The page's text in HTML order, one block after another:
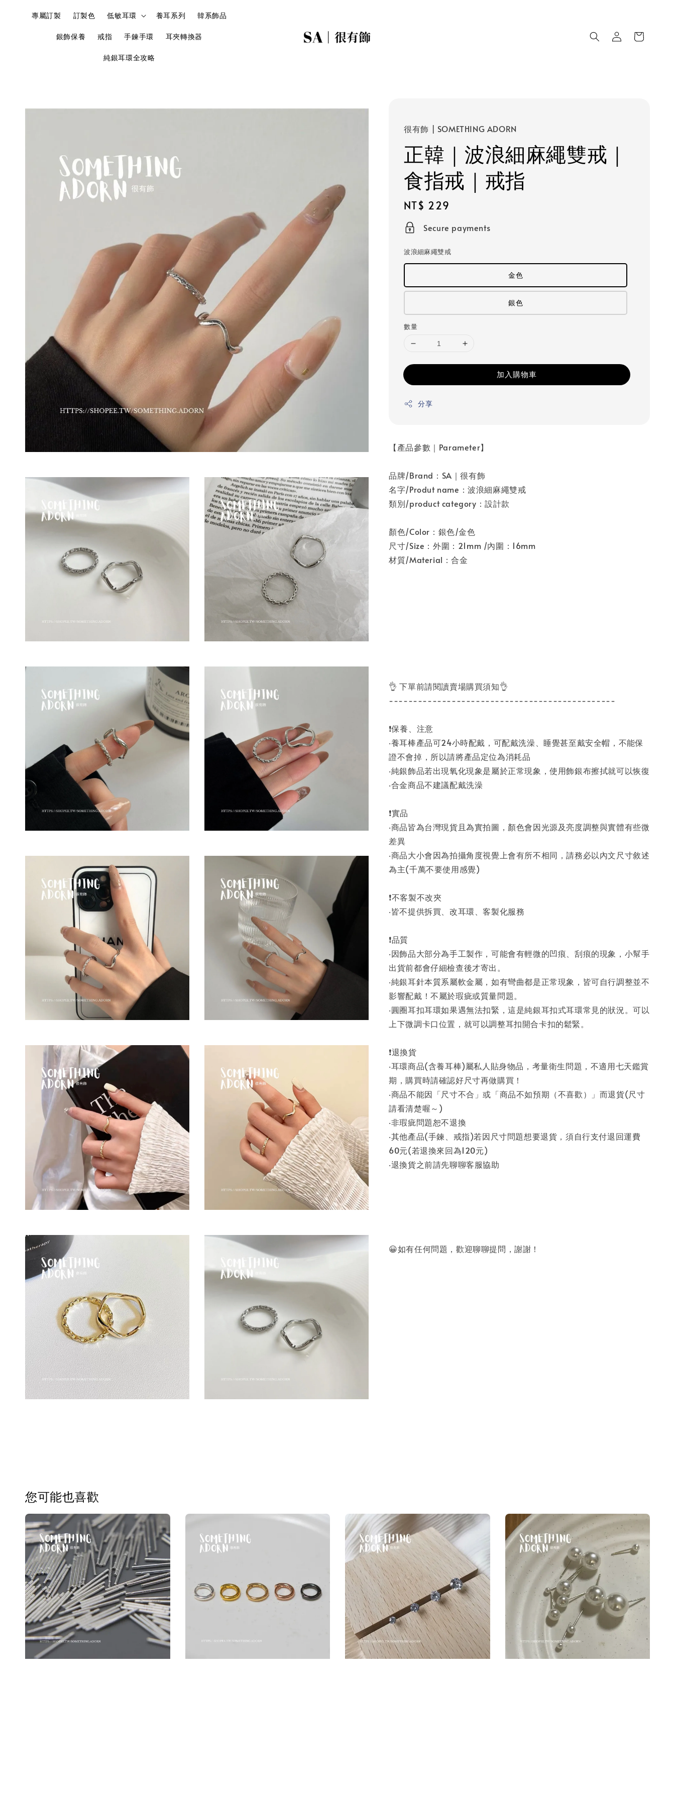
專屬訂製 訂製色 低敏耳環 養耳系列 韓系飾品
銀飾保養 戒指 手鍊手環 耳夾轉換器
純銀耳環全攻略
很有飾 | SOMETHING ADORN
正韓｜波浪細麻繩雙戒｜
食指戒｜戒指
Regular
price
NT$ 229
Secure payments
波浪細麻繩雙戒
金色
銀色
數量
加入購物車
分享
【產品參數｜Parameter】
品牌/Brand：SA｜很有飾
名字/Produt name：波浪細麻繩雙戒
類別/product category：設計款
顏色/Color：銀色/金色
尺寸/Size：外圍：21mm /內圍：16mm
材質/Material：合金
👌 下單前請閱讀賣場購買須知👌
-----------------------------------------------
❗保養、注意
‧養耳棒產品可24小時配戴，可配戴洗澡、睡覺甚至戴安全帽，不能保
證不會掉，所以請將產品定位為消耗品
‧純銀飾品若出現氧化現象是屬於正常現象，使用飾銀布擦拭就可以恢復
‧合金商品不建議配戴洗澡
❗實品
‧商品皆為台灣現貨且為實拍圖，顏色會因光源及亮度調整與實體有些微
差異
‧商品大小會因為拍攝角度視覺上會有所不相同，請務必以內文尺寸敘述
為主(千萬不要使用感覺)
❗不客製不改夾
‧皆不提供拆買、改耳環、客製化服務
❗品質
‧因飾品大部分為手工製作，可能會有輕微的凹痕、刮痕的現象，小幫手
出貨前都會仔細檢查後才寄出。
‧純銀耳針本質系屬軟金屬，如有彎曲都是正常現象，皆可自行調整並不
影響配戴！不屬於瑕疵或質量問題。
‧圓圈耳扣耳環如果遇無法扣緊，這是純銀耳扣式耳環常見的狀況。可以
上下微調卡口位置，就可以調整耳扣開合卡扣的鬆緊。
❗退換貨
‧耳環商品(含養耳棒)屬私人貼身物品，考量衛生問題，不適用七天鑑賞
期，購買時請確認好尺寸再做購買！
‧商品不能因「尺寸不合」或「商品不如預期（不喜歡）」而退貨(尺寸
請看清楚喔～)
‧非瑕疵問題恕不退換
‧其他產品(手鍊、戒指)若因尺寸問題想要退貨，須自行支付退回運費
60元(若退換來回為120元)
‧退換貨之前請先聊聊客服協助
😀如有任何問題，歡迎聊聊提問，謝謝！
您可能也喜歡